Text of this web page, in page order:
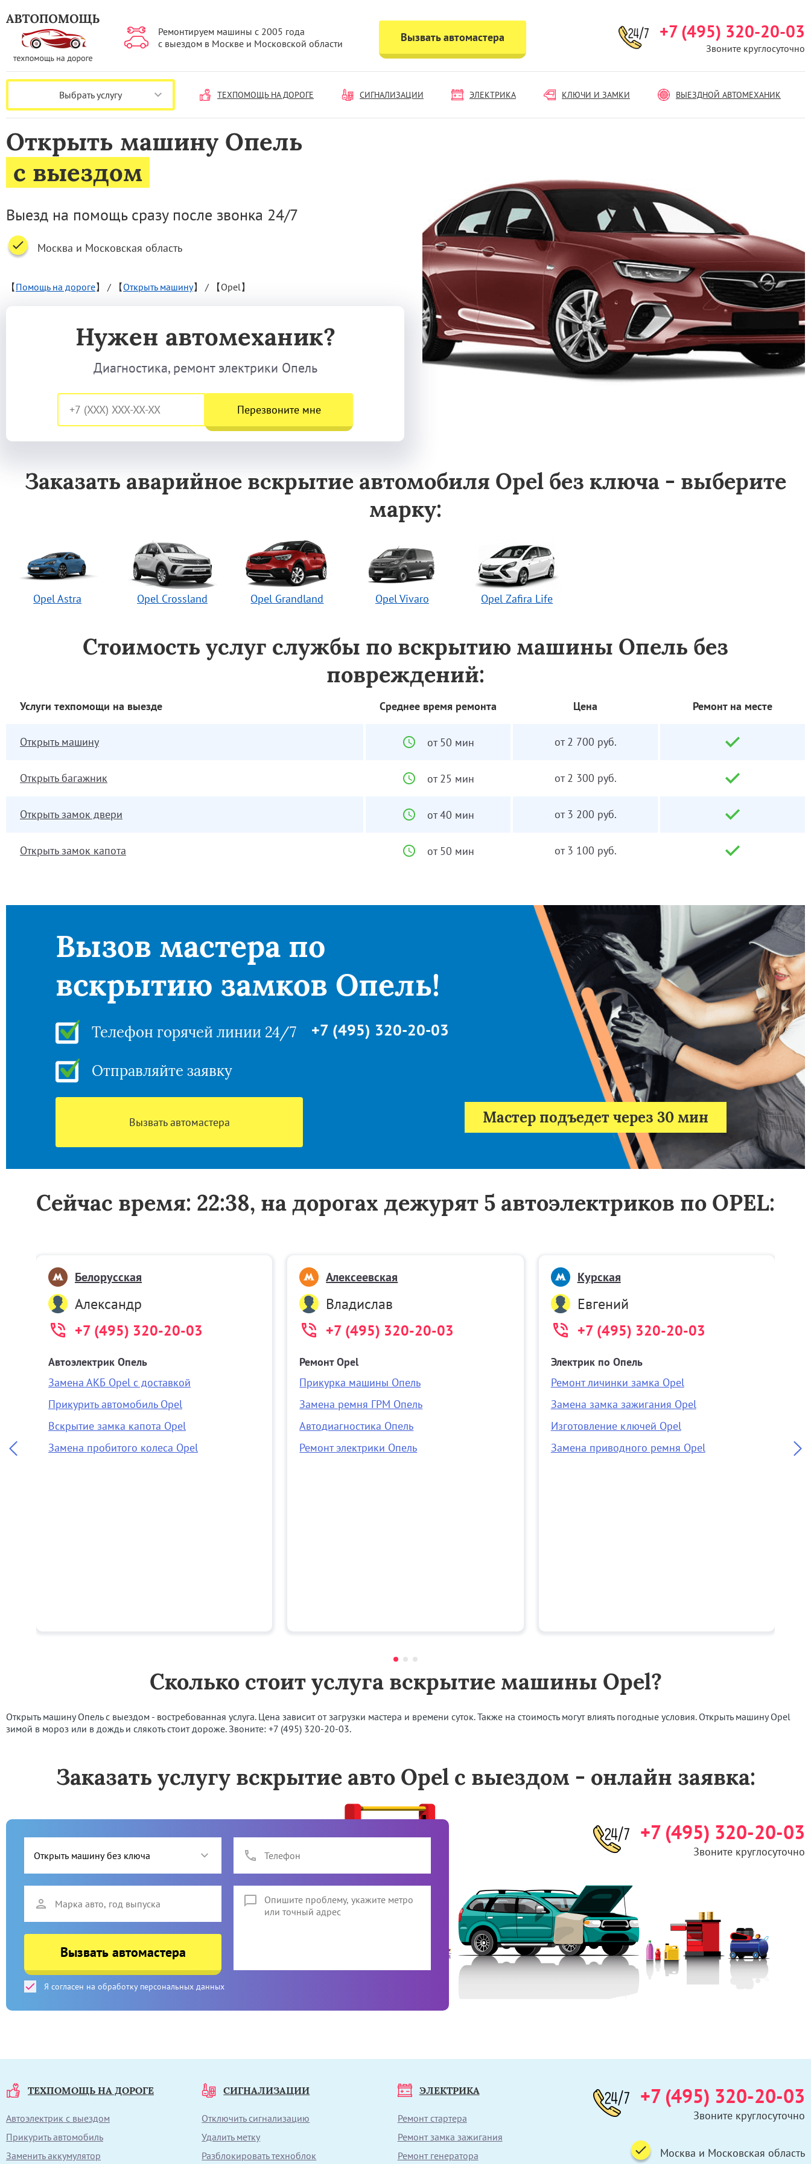
Ремонтируем машины с 2005 года
с выездом в Москве и Московской области
Вызвать автомастера +7 (495) 320-20-03
Звоните круглосуточно
Выбрать услугу ТЕХПОМОЩЬ НА ДОРОГЕ СИГНАЛИЗАЦИИ ЭЛЕКТРИКА КЛЮЧИ И ЗАМКИ ВЫЕЗДНОЙ АВТОМЕХАНИК
Открыть машину Опель
с выездом
Выезд на помощь сразу после звонка 24/7
Москва и Московская область
【Помощь на дороге】 / 【Открыть машину】 / 【Opel】
Нужен автомеханик?
Диагностика, ремонт электрики Опель
Перезвоните мне
Заказать аварийное вскрытие автомобиля Opel без ключа - выберите
марку:
Opel Astra Opel Crossland Opel Grandland Opel Vivaro Opel Zafira Life
Стоимость услуг службы по вскрытию машины Опель без
повреждений:
Услуги техпомощи на выезде Среднее время ремонта Цена Ремонт на месте
Открыть машину от 50 мин от 2 700 руб.
Открыть багажник от 25 мин от 2 300 руб.
Открыть замок двери от 40 мин от 3 200 руб.
Открыть замок капота от 50 мин от 3 100 руб.
Мастер подъедет через 30 мин
Вызов мастера по
вскрытию замков Опель!
Телефон горячей линии 24/7
Отправляйте заявку
+7 (495) 320-20-03
Вызвать автомастера
Сейчас время: 22:38, на дорогах дежурят 5 автоэлектриков по OPEL:
Белорусская
Александр
+7 (495) 320-20-03
Автоэлектрик Опель
Замена АКБ Opel с доставкой
Прикурить автомобиль Opel
Вскрытие замка капота Opel
Замена пробитого колеса Opel
Алексеевская
Владислав
+7 (495) 320-20-03
Ремонт Opel
Прикурка машины Опель
Замена ремня ГРМ Опель
Автодиагностика Опель
Ремонт электрики Опель
Курская
Евгений
+7 (495) 320-20-03
Электрик по Опель
Ремонт личинки замка Opel
Замена замка зажигания Opel
Изготовление ключей Opel
Замена приводного ремня Opel
Сколько стоит услуга вскрытие машины Opel?
Открыть машину Опель с выездом - востребованная услуга. Цена зависит от загрузки мастера и времени суток. Также на стоимость могут влиять погодные условия. Открыть машину Opel
зимой в мороз или в дождь и слякоть стоит дороже. Звоните: +7 (495) 320-20-03.
Заказать услугу вскрытие авто Opel с выездом - онлайн заявка:
Вызвать автомастера
Я согласен на обработку персональных данных
+7 (495) 320-20-03
Звоните круглосуточно
ТЕХПОМОЩЬ НА ДОРОГЕ
Автоэлектрик с выездом
Прикурить автомобиль
Заменить аккумулятор
СИГНАЛИЗАЦИИ
Отключить сигнализацию
Удалить метку
Разблокировать техноблок
ЭЛЕКТРИКА
Ремонт стартера
Ремонт замка зажигания
Ремонт генератора
+7 (495) 320-20-03
Звоните круглосуточно
Москва и Московская область